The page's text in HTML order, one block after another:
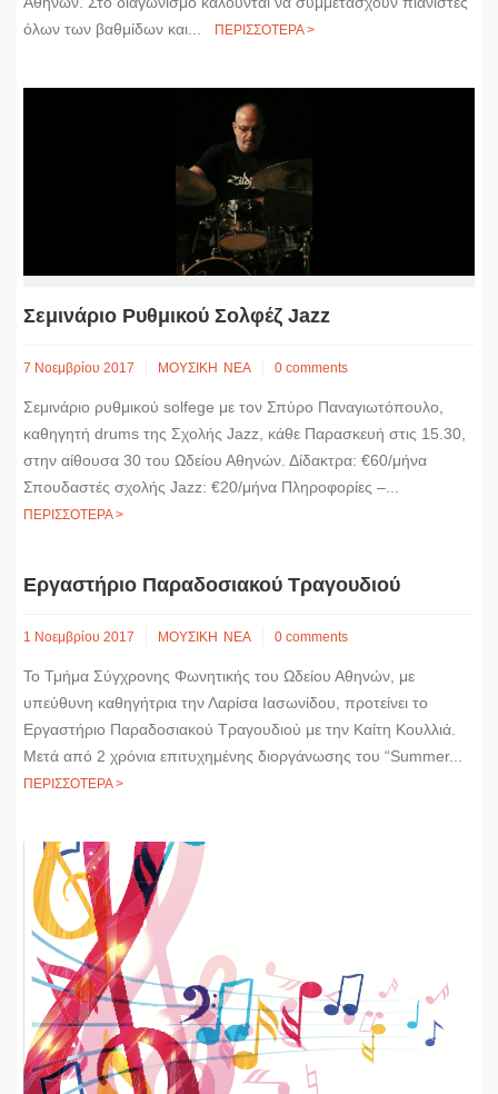
όλων των βαθμίδων και...
ΠΕΡΙΣΣΟΤΕΡΑ >
Σεμινάριο Ρυθμικού Σολφέζ Jazz
7 Νοεμβρίου 2017 ΜΟΥΣΙΚΗ ΝΕΑ 0 comments
Σεμινάριο ρυθμικού solfege με τον Σπύρο Παναγιωτόπουλο,
καθηγητή drums της Σχολής Jazz, κάθε Παρασκευή στις 15.30,
στην αίθουσα 30 του Ωδείου Αθηνών. Δίδακτρα: €60/μήνα
Σπουδαστές σχολής Jazz: €20/μήνα Πληροφορίες –...
ΠΕΡΙΣΣΟΤΕΡΑ >
Εργαστήριο Παραδοσιακού Τραγουδιού
1 Νοεμβρίου 2017 ΜΟΥΣΙΚΗ ΝΕΑ 0 comments
Το Τμήμα Σύγχρονης Φωνητικής του Ωδείου Αθηνών, με
υπεύθυνη καθηγήτρια την Λαρίσα Ιασωνίδου, προτείνει το
Εργαστήριο Παραδοσιακού Τραγουδιού με την Καίτη Κουλλιά.
Μετά από 2 χρόνια επιτυχημένης διοργάνωσης του “Summer...
ΠΕΡΙΣΣΟΤΕΡΑ >